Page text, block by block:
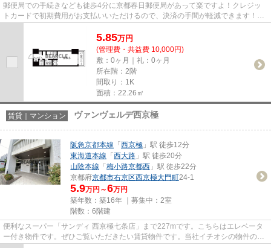
郵便局での手続きなども徒歩4分に京都春日郵便局があって楽ですよ！クレジッ
トカードで初期費用がお支払いいただけるので、決済の手間が軽減できます！是
5.85万円
(管理費・共益費 10,000円)
敷：0ヶ月｜礼：0ヶ月
所在階：2階
間取り：1K
面積：22.26㎡
賃貸｜マンション ヴァンヴェルデ西京極
阪急京都本線 「 西京極 」駅 徒歩12分
東海道本線 「 西大路 」駅 徒歩20分
山陰本線 「 梅小路京都西 」駅 徒歩22分
京都府京都市右京区西京極大門町24-1
5.9万円～6万円
築年数：築16年 ｜募集中： 2室
階数：6階建
便利なスーパー「サンディ 西京極七条店」まで227mです。こちらはエレベータ
ー付き物件です。ぜひご覧いただきたい賃貸物件です。当社イチオシの物件の